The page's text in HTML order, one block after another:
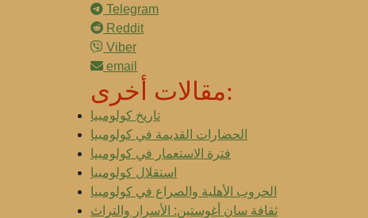
Telegram
Reddit
Viber
email
مقالات أخرى:
تاريخ كولومبيا
الحضارات القديمة في كولومبيا
فترة الاستعمار في كولومبيا
استقلال كولومبيا
الحروب الأهلية والصراع في كولومبيا
ثقافة سان أغوستين: الأسرار والتراث